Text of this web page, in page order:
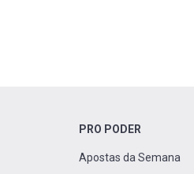
PRO PODER
Apostas da Semana